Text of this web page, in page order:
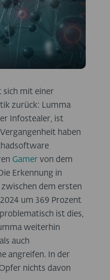
sich mit einer
zurück: Lumma
Infostealer, ist
haben
Gamer von dem
Erkennung in
dem ersten
um 369 Prozent
ist dies,
weiterhin
auch
angreifen. In der
nichts davon